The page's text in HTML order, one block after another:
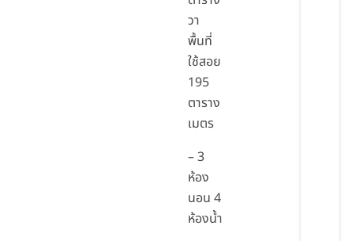
วา
พื้นที่
ใช้สอย
195
ตาราง
เมตร
– 3
ห้อง
นอน 4
ห้องน้ำ